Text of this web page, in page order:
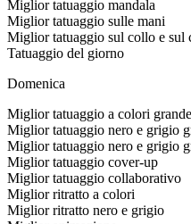
Miglior tatuaggio mandala
Miglior tatuaggio sulle mani
Miglior tatuaggio sul collo e sul
Tatuaggio del giorno
Domenica
Miglior tatuaggio a colori grande
Miglior tatuaggio nero e grigio
Miglior tatuaggio nero e grigio
Miglior tatuaggio cover-up
Miglior tatuaggio collaborativo
Miglior ritratto a colori
Miglior ritratto nero e grigio